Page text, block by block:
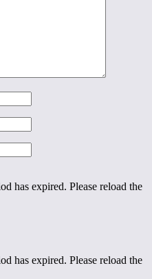
has expired. Please reload the
has expired. Please reload the